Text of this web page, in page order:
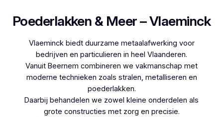
Poederlakken & Meer – Vlaeminck
Vlaeminck biedt duurzame metaalafwerking voor
bedrijven en particulieren in heel Vlaanderen.
Vanuit Beernem combineren we vakmanschap met
moderne technieken zoals stralen, metalliseren en
poederlakken.
Daarbij behandelen we zowel kleine onderdelen als
grote constructies met zorg en precisie.